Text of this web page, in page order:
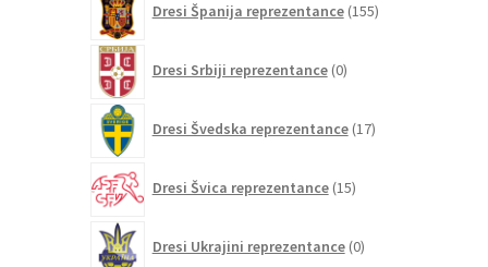
Dresi Španija reprezentance 155izdelkov
Dresi Srbiji reprezentance 0izdelkov
Dresi Švedska reprezentance 17izdelkov
Dresi Švica reprezentance 15izdelkov
Dresi Ukrajini reprezentance 0izdelkov